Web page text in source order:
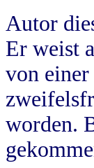
Autor
Er weist
von
worden.